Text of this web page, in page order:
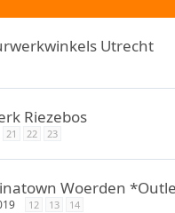
Utrecht
Riezebos
21 22 23
Woerden
12 13 14